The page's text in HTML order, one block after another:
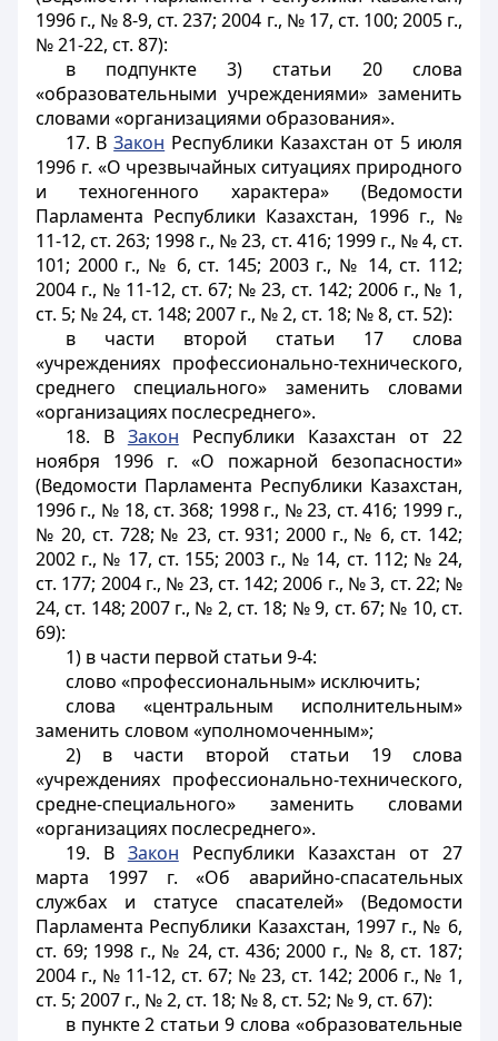
1996 г., № 8-9, ст. 237; 2004 г., № 17, ст. 100; 2005 г.,
№ 21-22, ст. 87):
в подпункте 3) статьи 20 слова
«образовательными учреждениями» заменить
словами «организациями образования».
17. ВЗакон Республики Казахстан от 5 июля
1996 г. «О чрезвычайных ситуациях природного
и техногенного характера» (Ведомости
Парламента Республики Казахстан, 1996 г., №
11-12, ст. 263; 1998 г., № 23, ст. 416; 1999 г., № 4, ст.
101; 2000 г., № 6, ст. 145; 2003 г., № 14, ст. 112;
2004 г., № 11-12, ст. 67; № 23, ст. 142; 2006 г., № 1,
ст. 5; № 24, ст. 148; 2007 г., № 2, ст. 18; № 8, ст. 52):
в части второй статьи 17 слова
«учреждениях профессионально-технического,
среднего специального» заменить словами
«организациях послесреднего».
18. В Закон Республики Казахстан от 22
ноября 1996 г. «О пожарной безопасности»
(Ведомости Парламента Республики Казахстан,
1996 г., № 18, ст. 368; 1998 г., № 23, ст. 416; 1999 г.,
№ 20, ст. 728; № 23, ст. 931; 2000 г., № 6, ст. 142;
2002 г., № 17, ст. 155; 2003 г., № 14, ст. 112; № 24,
ст. 177; 2004 г., № 23, ст. 142; 2006 г., № 3, ст. 22; №
24, ст. 148; 2007 г., № 2, ст. 18; № 9, ст. 67; № 10, ст.
69):
1) в части первой статьи 9-4:
слово «профессиональным» исключить;
слова «центральным исполнительным»
заменить словом «уполномоченным»;
2) в части второй статьи 19 слова
«учреждениях профессионально-технического,
средне-специального» заменить словами
«организациях послесреднего».
19. В Закон Республики Казахстан от 27
марта 1997 г. «Об аварийно-спасательных
службах и статусе спасателей» (Ведомости
Парламента Республики Казахстан, 1997 г., № 6,
ст. 69; 1998 г., № 24, ст. 436; 2000 г., № 8, ст. 187;
2004 г., № 11-12, ст. 67; № 23, ст. 142; 2006 г., № 1,
ст. 5; 2007 г., № 2, ст. 18; № 8, ст. 52; № 9, ст. 67):
в пункте 2 статьи 9 слова «образовательные